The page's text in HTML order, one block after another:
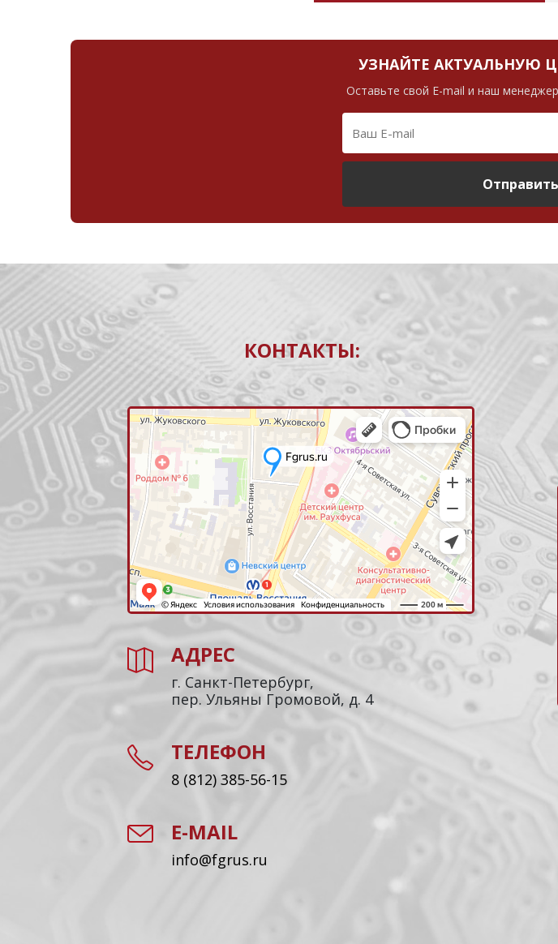
УЗНАЙТЕ АКТУАЛЬНУЮ
Оставьте свой E-mail и наш
КОНТАКТЫ:
АДРЕС
г. Санкт-Петербург,
пер. Ульяны Громовой, д. 4
ТЕЛЕФОН
8 (812) 385-56-15
E-MAIL
info@fgrus.ru